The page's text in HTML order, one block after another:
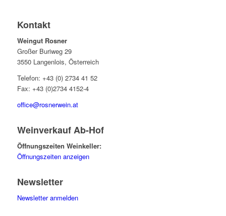
Kontakt
Weingut Rosner
Großer Buriweg 29
3550 Langenlois, Österreich
Telefon: +43 (0) 2734 41 52
Fax: +43 (0)2734 4152-4
office@rosnerwein.at
Weinverkauf Ab-Hof
Öffnungszeiten Weinkeller:
Öffnungszeiten anzeigen
Newsletter
Newsletter anmelden